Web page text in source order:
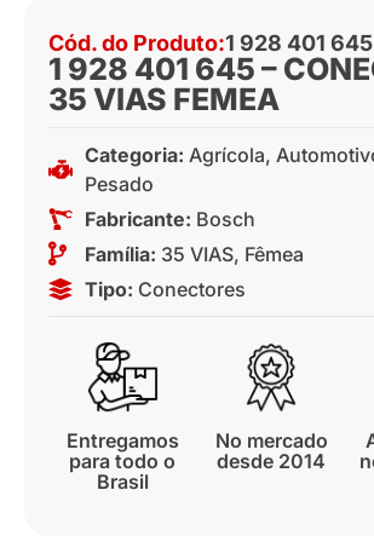
Cód. do Produto:1 928 401 645
1 928 401 645 –
35 VIAS FEMEA
Categoria: Agrícola,
Pesado
Fabricante: Bosch
Família: 35 VIAS, Fêmea
Tipo: Conectores
Entregamos
para todo o
Brasil
No mercado
desde 2014